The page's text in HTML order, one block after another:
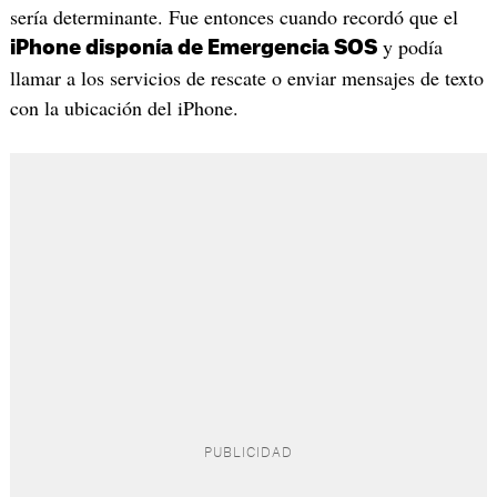
sería determinante. Fue entonces cuando recordó que el
iPhone disponía de Emergencia SOSy podía
llamar a los servicios de rescate o enviar mensajes de texto
con la ubicación del iPhone.